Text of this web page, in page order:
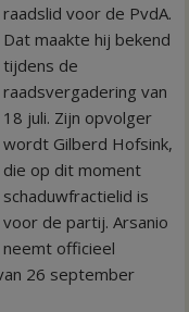
raadslid voor de PvdA.
Dat maakte hij bekend
tijdens de
raadsvergadering van
18 juli. Zijn opvolger
wordt Gilberd Hofsink,
die op dit moment
schaduwfractielid is
voor de partij. Arsanio
neemt officieel
26 september